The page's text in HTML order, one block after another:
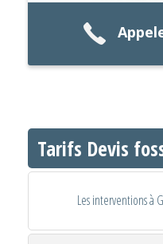
Tarifs Devis
Les interventions à